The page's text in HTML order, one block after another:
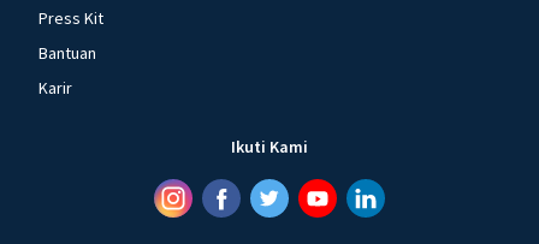
Press Kit
Bantuan
Karir
Ikuti Kami